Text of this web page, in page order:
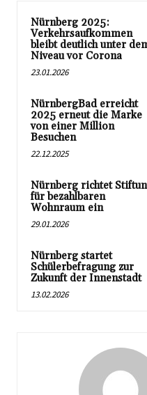
Nürnberg 2025:
Verkehrsaufkommen
bleibt deutlich unter
Niveau vor Corona
23.01.2026
NürnbergBad erreicht
2025 erneut die Marke
von einer Million
Besuchen
22.12.2025
Nürnberg richtet
für bezahlbaren
Wohnraum ein
29.01.2026
Nürnberg startet
Schülerbefragung zur
Zukunft der Innenstadt
13.02.2026